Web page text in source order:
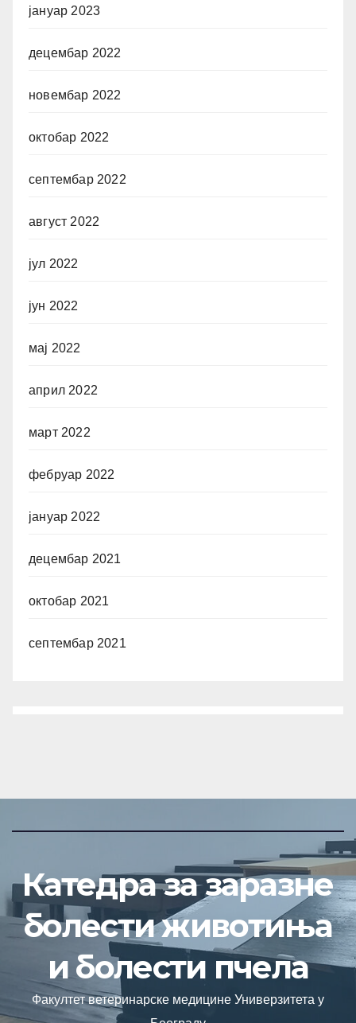
јануар 2023
децембар 2022
новембар 2022
октобар 2022
септембар 2022
август 2022
јул 2022
јун 2022
мај 2022
април 2022
март 2022
фебруар 2022
јануар 2022
децембар 2021
октобар 2021
септембар 2021
Катедра за заразне
болести животиња
и болести пчела
Факултет ветеринарске медицине Универзитета у